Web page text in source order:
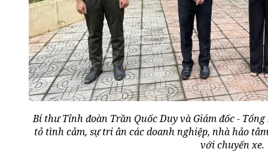
Bí thư Tỉnh đoàn Trần Quốc Duy và Giám đốc -
tỏ tình cảm, sự tri ân các doanh nghiệp, nhà hảo
với chuyến xe.